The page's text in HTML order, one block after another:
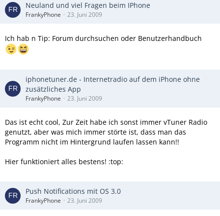
Neuland und viel Fragen beim IPhone
FrankyPhone 23. Juni 2009
Ich hab n Tip: Forum durchsuchen oder Benutzerhandbuch
iphonetuner.de - Internetradio auf dem iPhone ohne
zusätzliches App
FrankyPhone 23. Juni 2009
Das ist echt cool, Zur Zeit habe ich sonst immer vTuner Radio
genutzt, aber was mich immer störte ist, dass man das
Programm nicht im Hintergrund laufen lassen kann!!
Hier funktioniert alles bestens! :top:
Push Notifications mit OS 3.0
FrankyPhone 23. Juni 2009